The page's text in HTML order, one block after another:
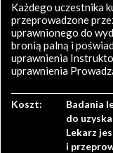
Każdego uczestnika
przeprowadzone
uprawnionego do
bronią palną i
uprawnienia
uprawnienia
Koszt:
Badania
do
Lekarz
i